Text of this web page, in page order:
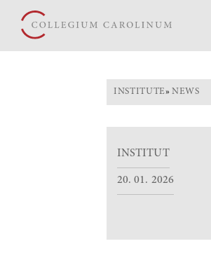
INSTITUTE»NEWS
INSTITUT
20. 01. 2026